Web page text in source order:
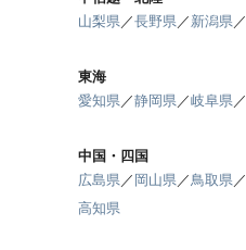
山梨県／長野県／ 新潟県／
東海
愛知県／静岡県／岐阜県／
中国・四国
広島県／ 岡山県／鳥取県／
高知県